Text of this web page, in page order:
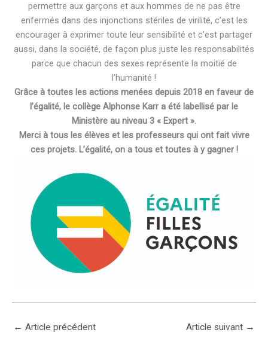
permettre aux garçons et aux hommes de ne pas être
enfermés dans des injonctions stériles de virilité, c’est les
encourager à exprimer toute leur sensibilité et c’est partager
aussi, dans la société, de façon plus juste les responsabilités
parce que chacun des sexes représente la moitié de
l’humanité !
Grâce à toutes les actions menées depuis 2018 en faveur de
l’égalité, le collège Alphonse Karr a été labellisé par le
Ministère au niveau 3 « Expert ».
Merci à tous les élèves et les professeurs qui ont fait vivre
ces projets. L’égalité, on a tous et toutes à y gagner !
← Article précédent Article suivant →